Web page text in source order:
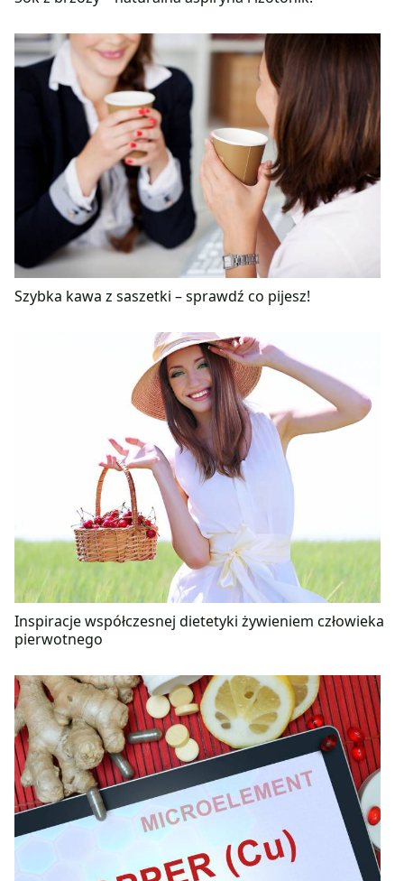
Szybka kawa z saszetki – sprawdź co pijesz!
Inspiracje współczesnej dietetyki żywieniem człowieka
pierwotnego